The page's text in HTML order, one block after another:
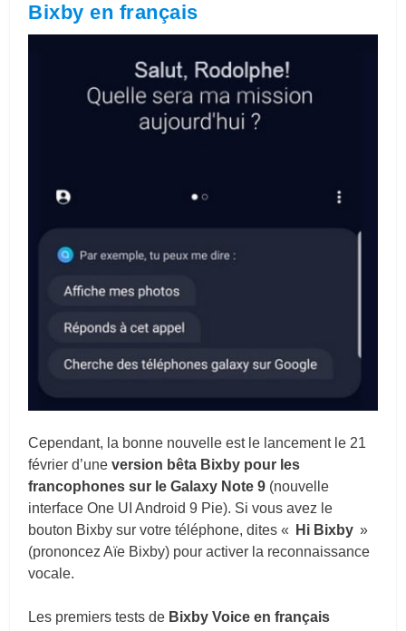
Bixby en français
Cependant, la bonne nouvelle est le lancement le 21
février d’uneversion bêta Bixby pour les
francophones sur le Galaxy Note 9 (nouvelle
interface One UI Android 9 Pie). Si vous avez le
bouton Bixby sur votre téléphone, dites «
Hi Bixby »
(prononcez Aïe Bixby) pour activer la reconnaissance
vocale.
Les premiers tests de Bixby Voice en français